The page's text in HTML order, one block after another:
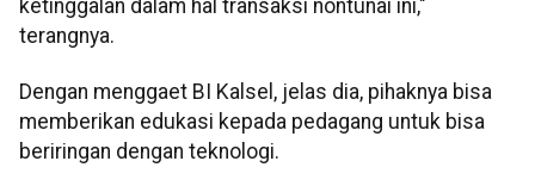
ketinggalan dalam hal transaksi nontunai ini,"
terangnya.
Dengan menggaet BI Kalsel, jelas dia, pihaknya bisa
memberikan edukasi kepada pedagang untuk bisa
beriringan dengan teknologi.